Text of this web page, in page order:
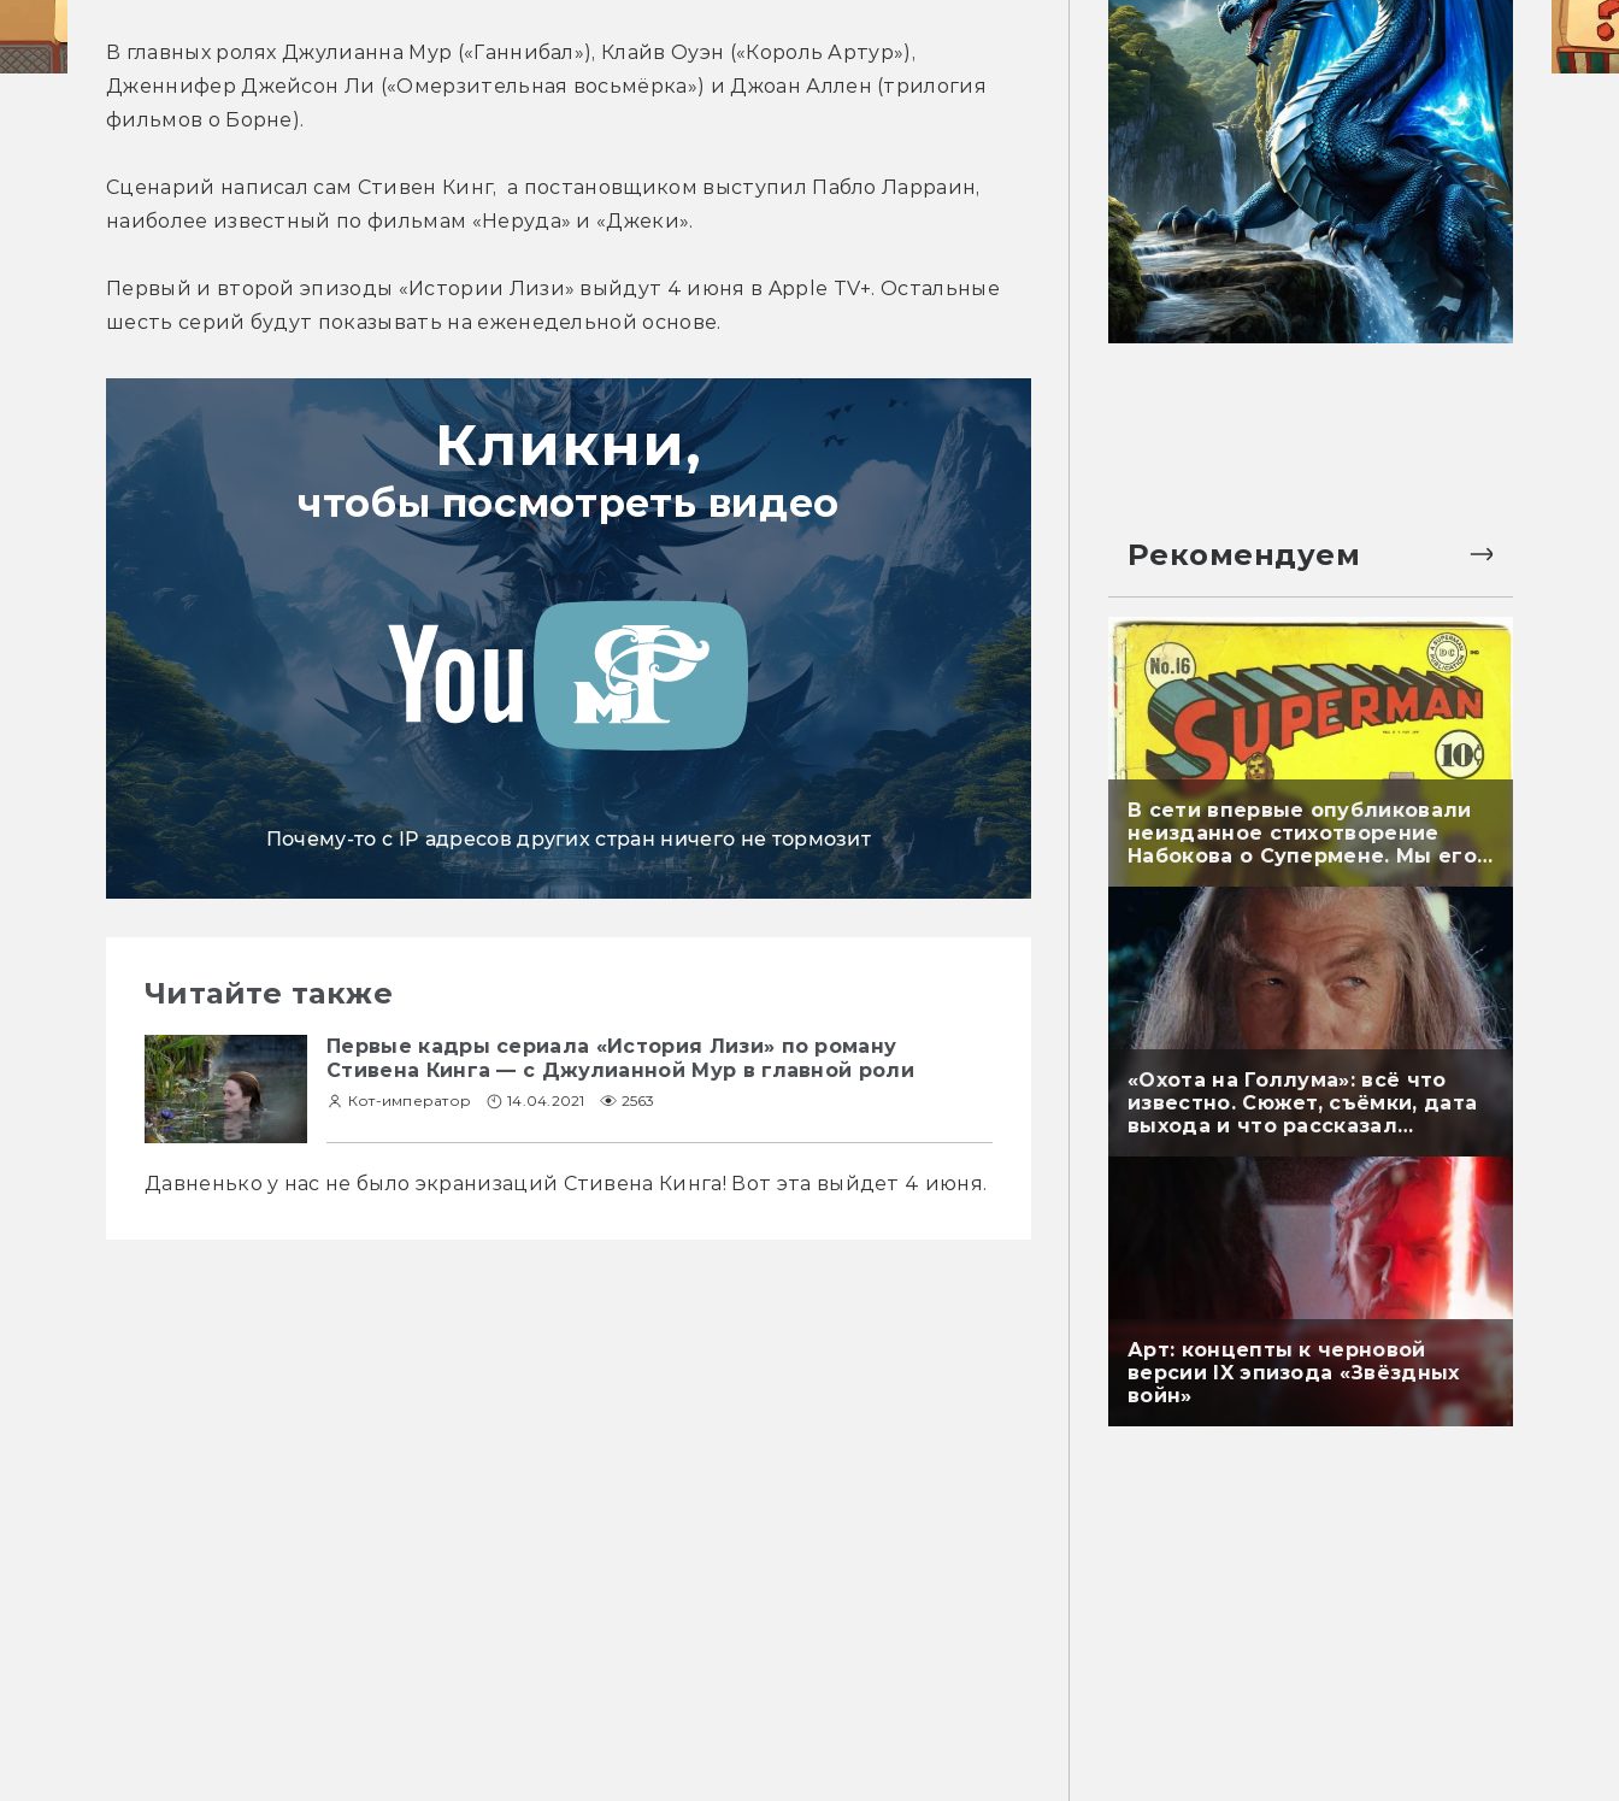
В главных ролях Джулианна Мур («Ганнибал»), Клайв Оуэн («Король Артур»),
Дженнифер Джейсон Ли («Омерзительная восьмёрка») и Джоан Аллен (трилогия
фильмов о Борне).
Сценарий написал сам Стивен Кинг,  а постановщиком выступил Пабло Ларраин,
наиболее известный по фильмам «Неруда» и «Джеки».
Первый и второй эпизоды «Истории Лизи» выйдут 4 июня в Apple TV+. Остальные
шесть серий будут показывать на еженедельной основе.
Кликни,
чтобы посмотреть видео
Почему-то с IP адресов других стран ничего не тормозит
Читайте также
Первые кадры сериала «История Лизи» по роману
Стивена Кинга — с Джулианной Мур в главной роли
Кот-император 14.04.2021 2563
Давненько у нас не было экранизаций Стивена Кинга! Вот эта выйдет 4 июня.
Рекомендуем
В сети впервые опубликовали
неизданное стихотворение
Набокова о Супермене. Мы его
перевели
«Охота на Голлума»: всё что
известно. Сюжет, съёмки, дата
выхода и что рассказал
Арт: концепты к черновой
версии IX эпизода «Звёздных
войн»